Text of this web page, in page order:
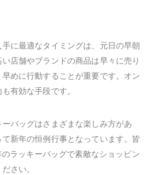
に最適なタイミングは、元日の早朝
店舗やブランドの商品は早々に売り
めに行動することが重要です。オン
有効な手段です。
バッグはさまざまな楽しみ方があ
新年の恒例行事となっています。皆
のラッキーバッグで素敵なショッピン
さい。